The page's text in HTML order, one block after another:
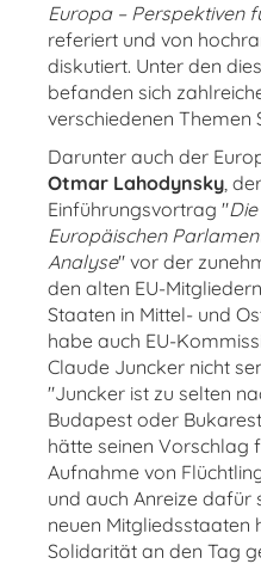
Europa – Perspektiven
referiert und von
diskutiert. Unter den
befanden sich
verschiedenen Themen
Darunter auch der
Otmar Lahodynsky,
Einführungsvortrag "
Europäischen
Analyse" vor der
den alten EU-
Staaten in Mittel- und
habe auch EU-
Claude Juncker nicht
"Juncker ist zu selten
Budapest oder
hätte seinen Vorschlag
Aufnahme von
und auch Anreize dafür
neuen Mitgliedsstaaten
Solidarität an den Tag